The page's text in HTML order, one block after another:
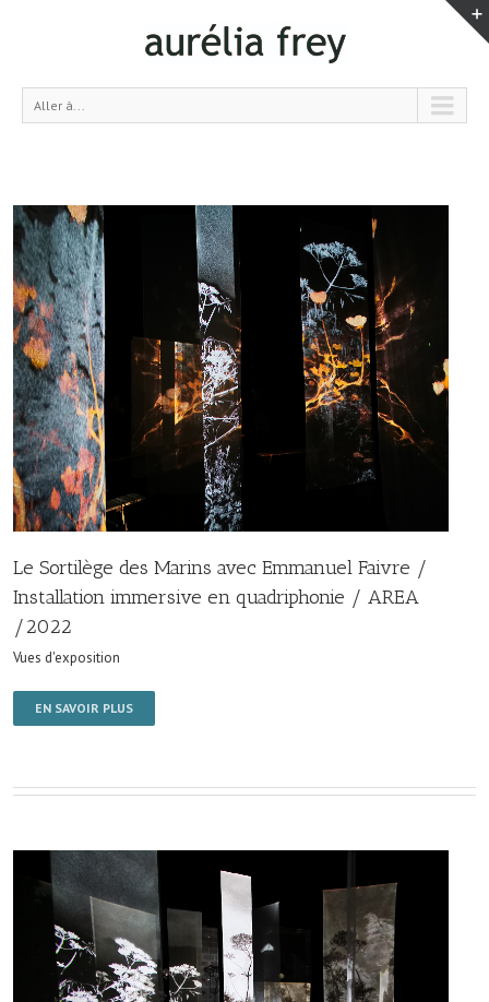
Aller à...
Le Sortilège des Marins avec Emmanuel Faivre /
Installation immersive en quadriphonie / AREA
/2022
Vues d'exposition
EN SAVOIR PLUS